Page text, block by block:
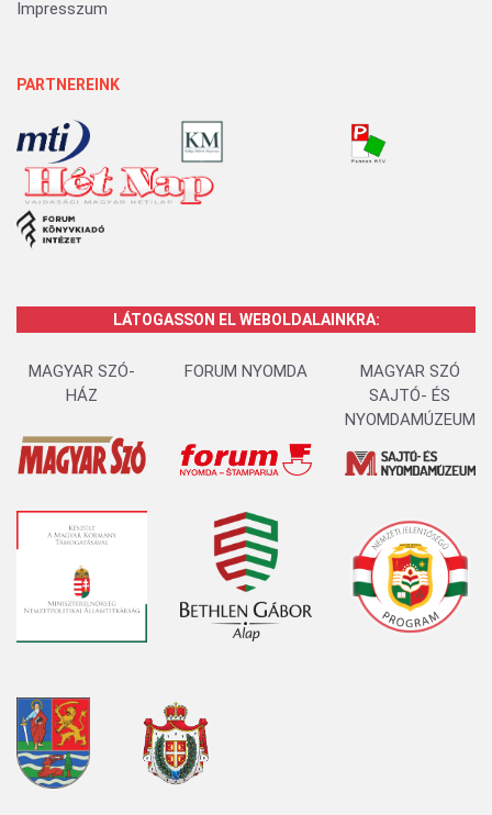
Impresszum
PARTNEREINK
LÁTOGASSON EL WEBOLDALAINKRA:
MAGYAR SZÓ-
HÁZ
FORUM NYOMDA
MAGYAR SZÓ
SAJTÓ- ÉS
NYOMDAMÚZEUM